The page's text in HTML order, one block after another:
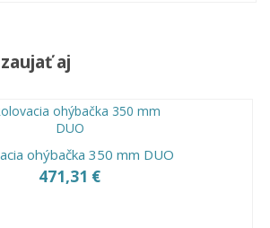
aj
ohýbačka 350 mm DUO
471,31 €